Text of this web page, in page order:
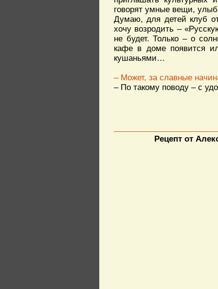
говорят умные вещи,
Думаю, для детей клуб
хочу возродить –
не будет. Только – о
кафе в доме появится
кушаньями…
– Может, за славные
– По такому поводу – с
Рецепт от